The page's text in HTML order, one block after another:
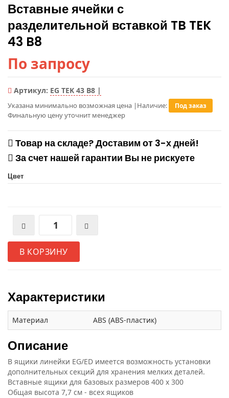
Вставные ячейки с
разделительной вставкой TB TEK
43 B8
По запросу
Артикул: EG TEK 43 B8 |
Указана минимально возможная цена |
Финальную цену уточнит менеджер
Наличие: Под заказ
Товар на складе? Доставим от 3-х дней!
За счет нашей гарантии Вы не рискуете
Цвет
В КОРЗИНУ
Характеристики
Материал ABS (ABS-пластик)
Описание
В ящики линейки EG/ED имеется возможность установки
дополнительных секций для хранения мелких деталей.
Вставные ящики для базовых размеров 400 x 300
Общая высота 7,7 см - всех ящиков